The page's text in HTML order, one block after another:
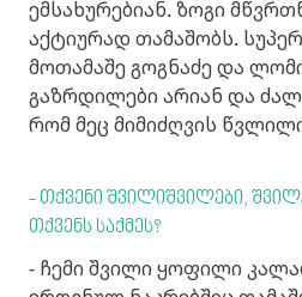
ემსახურებიან. ზოგი
აქტიურად თამაშობს.
მოთამაშე გოგნაძე და
გაზრდილები არიან და
რომ მეც მიმიძღვის
- თქვენი შვილიშვილები,
თქვენს საქმეს?
- ჩემი შვილი ყოფილი